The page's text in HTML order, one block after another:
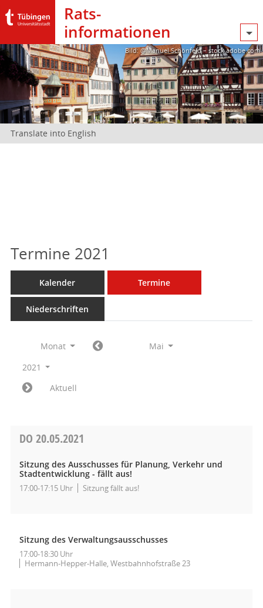
Rats­
informationen
Bild: @Manuel Schönfeld – stock.adobe.com
Translate into English
Termine 2021
Kalender Termine
Niederschriften
Monat
Mai
2021
Aktuell
DO 20.05.2021
Sitzung des Ausschusses für Planung, Verkehr und
Stadtentwicklung - fällt aus!
17:00-17:15 Uhr Sitzung fällt aus!
Sitzung des Verwaltungsausschusses
17:00-18:30 Uhr
Hermann-Hepper-Halle, Westbahnhofstraße 23